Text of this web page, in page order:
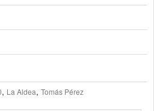
, La Aldea, Tomás Pérez